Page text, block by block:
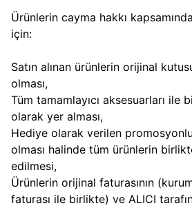
Ürünlerin cayma hakkı
için:
Satın alınan ürünlerin orijinal
olması,
Tüm tamamlayıcı aksesuarları ile
olarak yer alması,
Hediye olarak verilen
olması halinde tüm ürünlerin
edilmesi,
Ürünlerin orijinal faturasının
faturası ile birlikte) ve ALICI